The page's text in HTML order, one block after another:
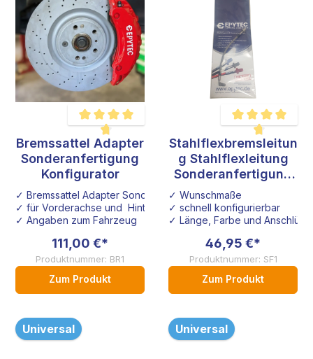
Durchschnittliche Bewertung von 4.6 von 5 Sternen
Bremssattel Adapter
Sonderanfertigung
Konfigurator
✓ Bremssattel Adapter Sonderanfertigung
✓ für Vorderachse und Hinterachse
✓ Angaben zum Fahrzeug
111,00 €*
Produktnummer: BR1
Zum Produkt
Durchschnittliche
Stahlflexbremsleitun
g Stahlflexleitung
Sonderanfertigung
Konfigurator
✓ Wunschmaße
✓ schnell konfigurierbar
✓ Länge, Farbe und
46,95 €*
Produktnummer: SF1
Zum Produkt
Universal Universal